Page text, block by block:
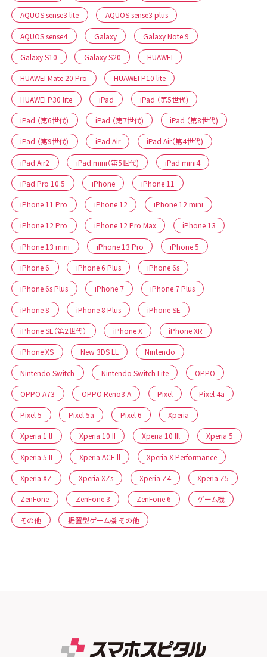
AQUOS sense3 lite AQUOS sense3 plus
AQUOS sense4 Galaxy Galaxy Note 9
Galaxy S10 Galaxy S20 HUAWEI
HUAWEI Mate 20 Pro HUAWEI P10 lite
HUAWEI P30 lite iPad iPad （第5世代)
iPad （第6世代) iPad （第7世代) iPad （第8世代)
iPad （第9世代) iPad Air iPad Air（第4世代)
iPad Air2 iPad mini（第5世代) iPad mini4
iPad Pro 10.5 iPhone iPhone 11
iPhone 11 Pro iPhone 12 iPhone 12 mini
iPhone 12 Pro iPhone 12 Pro Max iPhone 13
iPhone 13 mini iPhone 13 Pro iPhone 5
iPhone 6 iPhone 6 Plus iPhone 6s
iPhone 6s Plus iPhone 7 iPhone 7 Plus
iPhone 8 iPhone 8 Plus iPhone SE
iPhone SE（第2世代） iPhone X iPhone XR
iPhone XS New 3DS LL Nintendo
Nintendo Switch Nintendo Switch Lite OPPO
OPPO A73 OPPO Reno3 A Pixel Pixel 4a
Pixel 5 Pixel 5a Pixel 6 Xperia
Xperia 1 ll Xperia 10 II Xperia 10 IIl Xperia 5
Xperia 5 II Xperia ACE ll Xperia X Performance
Xperia XZ Xperia XZs Xperia Z4 Xperia Z5
ZenFone ZenFone 3 ZenFone 6 ゲーム機
その他 据置型ゲーム機 その他